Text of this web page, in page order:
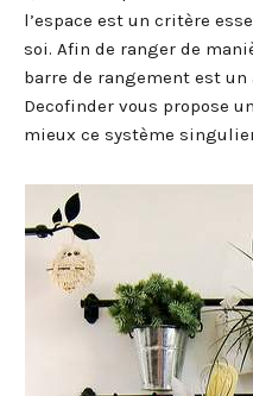
l’espace est un critère
soi. Afin de ranger de
barre de rangement est
Decofinder vous propose
mieux ce système